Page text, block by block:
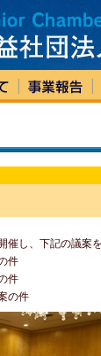
催し、下記の議案
件
件
の件